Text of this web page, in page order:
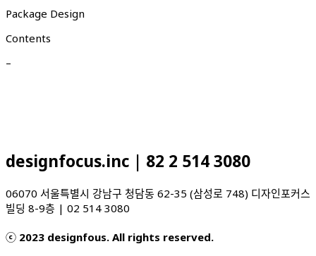
Package Design
Contents
–
designfocus.inc | 82 2 514 3080
06070 서울특별시 강남구 청담동 62-35 (삼성로 748) 디자인포커스
빌딩 8-9층 | 02 514 3080
ⓒ 2023 designfous. All rights reserved.